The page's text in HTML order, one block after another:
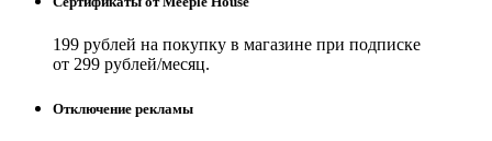
199 рублей на покупку в магазине при подписке
от 299 рублей/месяц.
Отключение рекламы